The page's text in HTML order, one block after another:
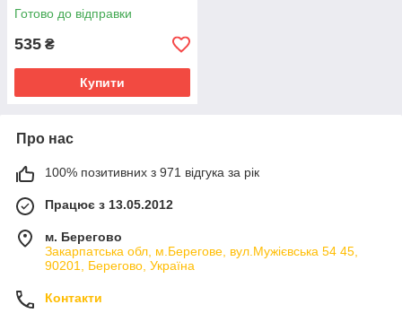
Готово до відправки
535 ₴
Купити
Про нас
100% позитивних з 971 відгука за рік
Працює з 13.05.2012
м. Берегово
Закарпатська обл, м.Берегове, вул.Мужієвська 54 45,
90201, Берегово, Україна
Контакти